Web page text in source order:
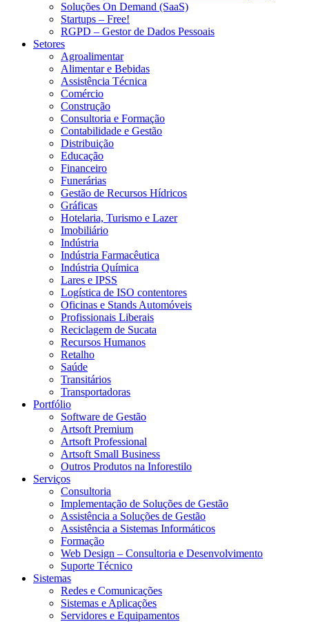
Soluções On Demand (SaaS)
Startups – Free!
RGPD – Gestor de Dados Pessoais
Setores
Agroalimentar
Alimentar e Bebidas
Assistência Técnica
Comércio
Construção
Consultoria e Formação
Contabilidade e Gestão
Distribuição
Educação
Financeiro
Funerárias
Gestão de Recursos Hídricos
Gráficas
Hotelaria, Turismo e Lazer
Imobiliário
Indústria
Indústria Farmacêutica
Indústria Química
Lares e IPSS
Logística de ISO contentores
Oficinas e Stands Automóveis
Profissionais Liberais
Reciclagem de Sucata
Recursos Humanos
Retalho
Saúde
Transitários
Transportadoras
Portfólio
Software de Gestão
Artsoft Premium
Artsoft Professional
Artsoft Small Business
Outros Produtos na Inforestilo
Serviços
Consultoria
Implementação de Soluções de Gestão
Assistência a Soluções de Gestão
Assistência a Sistemas Informáticos
Formação
Web Design – Consultoria e Desenvolvimento
Suporte Técnico
Sistemas
Redes e Comunicações
Sistemas e Aplicações
Servidores e Equipamentos